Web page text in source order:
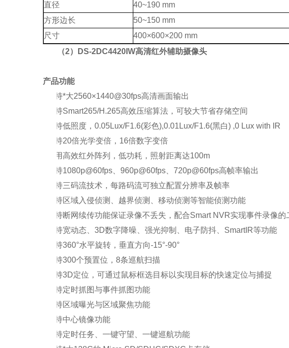
直径
40~190 mm
方形边长
50~150 mm
尺寸
400×600×200 mm
（2）DS-2DC4420IW高清红外辅助摄像头
产品功能
支持*大2560×1440@30fps高清画面输出
支持Smart265/H.265高效压缩算法，可较大节省存储空间
支持低照度， 0.05Lux/F1.6(彩色),0.01Lux/F1.6(黑白) ,0 Lux with IR
支持20倍光学变倍，16倍数字变倍
采用高效红外阵列，低功耗，照射距离达100m
支持1080p@60fps、960p@60fps、720p@60fps高帧率输出
支持三码流技术，每路码流可独立配置分辨率及帧率
支持区域入侵侦测、越界侦测、移动侦测等智能侦测功能
支持断网续传功能保证录像不丢失，配合Smart NVR实现事件录像
支持宽动态、 3D数字降噪、强光抑制、电子防抖、SmartIR等功能
支持360°水平旋转，垂直方向-15°-90°
支持300个预置位，8条巡航扫描
支持3D定位，可通过鼠标框选目标以实现目标的快速定位与捕捉
支持定时抓图与事件抓图功能
支持区域曝光与区域聚焦功能
支持中心镜像功能
支持定时任务、一键守望、一键巡航功能